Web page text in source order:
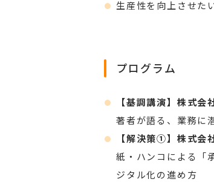
生産性を向上させた
プログラム
【基調講演】株式会
著者が語る、業務に
【解決策①】株式会
紙・ハンコによる「
ジタル化の進め方